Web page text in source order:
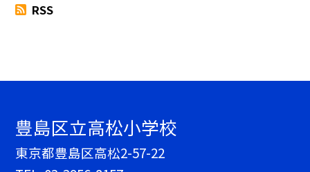
RSS
豊島区立高松小学校
東京都豊島区高松2-57-22